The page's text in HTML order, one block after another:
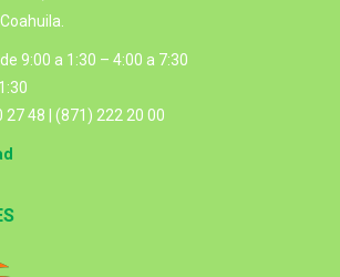
9:00 a 1:30 – 4:00 a 7:30
48 | (871) 222 20 00